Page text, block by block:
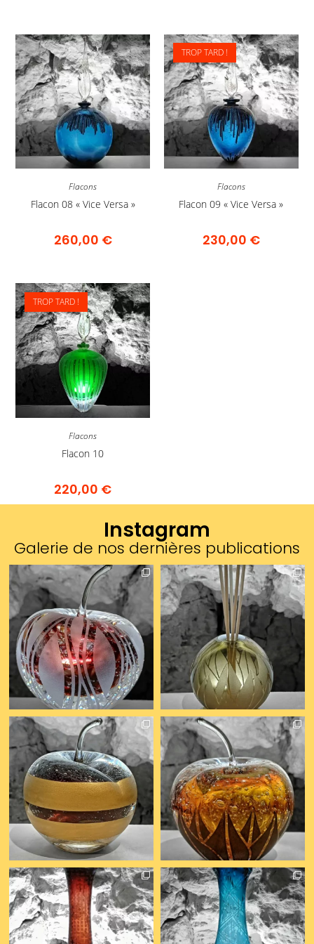
Flacons
Flacon 08 « Vice Versa »
260,00 €
TROP TARD !
Flacons
Flacon 09 « Vice Versa »
230,00 €
TROP TARD !
Flacons
Flacon 10
220,00 €
Instagram
Galerie de nos dernières publications